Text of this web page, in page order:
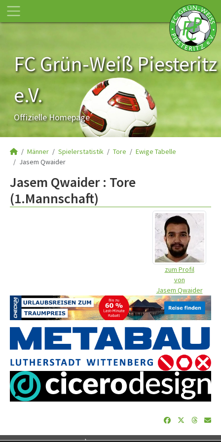
FC Grün-Weiß Piesteritz
e.V.
Offizielle Homepage
Männer Spielerstatistik Tore
Ewige Tabelle
Jasem Qwaider
Jasem Qwaider : Tore
(1.Mannschaft)
zum Profil
von
Jasem Qwaider